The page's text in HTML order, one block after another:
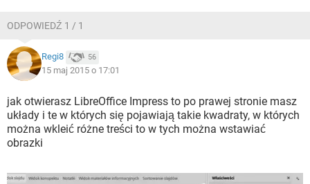
ODPOWIEDŹ 1 / 1
Regi8 56
15 maj 2015 o 17:01
jak otwierasz LibreOffice Impress to po prawej stronie masz
układy i te w których się pojawiają takie kwadraty, w których
można wkleić różne treści to w tych można wstawiać
obrazki